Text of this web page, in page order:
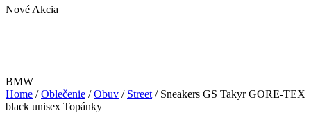
Nové Akcia
BMW
Home /Oblečenie /Obuv / Street / Sneakers GS Takyr GORE-TEX
black unisex Topánky